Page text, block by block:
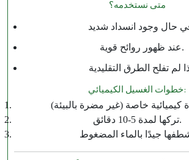
متى نستخدمه؟
عند ظهور روائح قوية.
خطوات الغسيل الكيميائي:
تركها لمدة 5-10 دقائق.